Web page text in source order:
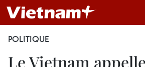
POLITIQUE
Le Vietnam